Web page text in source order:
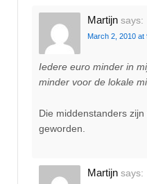
Martijn says:
March 2, 2010 at
Iedere euro minder in
minder voor de lokale
Die middenstanders
geworden.
Martijn says: